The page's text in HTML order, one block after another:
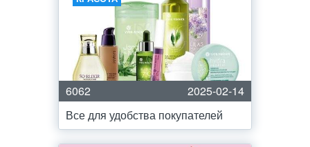
6062
2025-02-14
Все для удобства покупателей